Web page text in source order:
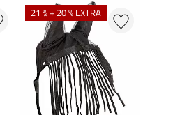
21 % + 20 % EXTRA